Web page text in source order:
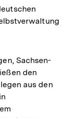
Sachsen-
den
aus den